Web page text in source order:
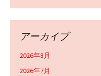
アーカイブ
2026年8月
2026年7月